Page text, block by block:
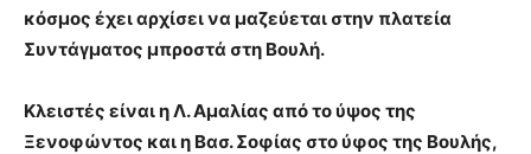
κόσμος έχει αρχίσει να μαζεύεται στην πλατεία
Συντάγματος μπροστά στη Βουλή.
Κλειστές είναι η Λ. Αμαλίας από το ύψος της
Ξενοφώντος και η Βασ. Σοφίας στο ύφος της Βουλής,